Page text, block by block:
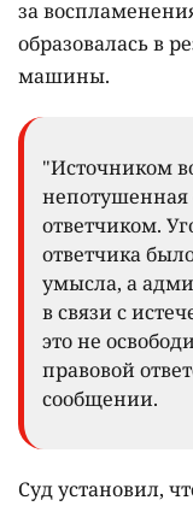
за
образовалась в
машины.
"Источником
ответчиком.
ответчика
умысла, а
в связи с
это не
правовой
сообщении.
Суд установил,